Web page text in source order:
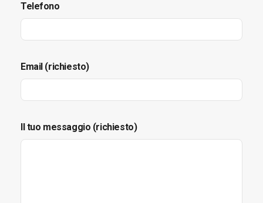
Telefono
Email (richiesto)
Il tuo messaggio (richiesto)